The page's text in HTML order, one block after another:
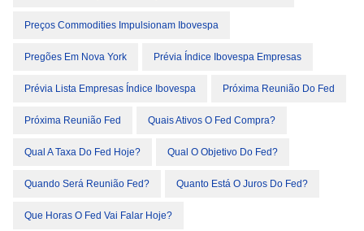
Preços Commodities Impulsionam Ibovespa
Pregões Em Nova York Prévia Índice Ibovespa Empresas
Prévia Lista Empresas Índice Ibovespa Próxima Reunião Do Fed
Próxima Reunião Fed Quais Ativos O Fed Compra?
Qual A Taxa Do Fed Hoje? Qual O Objetivo Do Fed?
Quando Será Reunião Fed? Quanto Está O Juros Do Fed?
Que Horas O Fed Vai Falar Hoje?